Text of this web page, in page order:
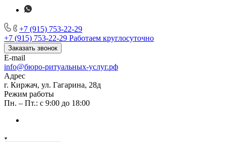
+7 (915) 753-22-29
+7 (915) 753-22-29 Работаем круглосуточно
Заказать звонок
E-mail
info@бюро-ритуальных-услуг.рф
Адрес
г. Киржач, ул. Гагарина, 28д
Режим работы
Пн. – Пт.: с 9:00 до 18:00